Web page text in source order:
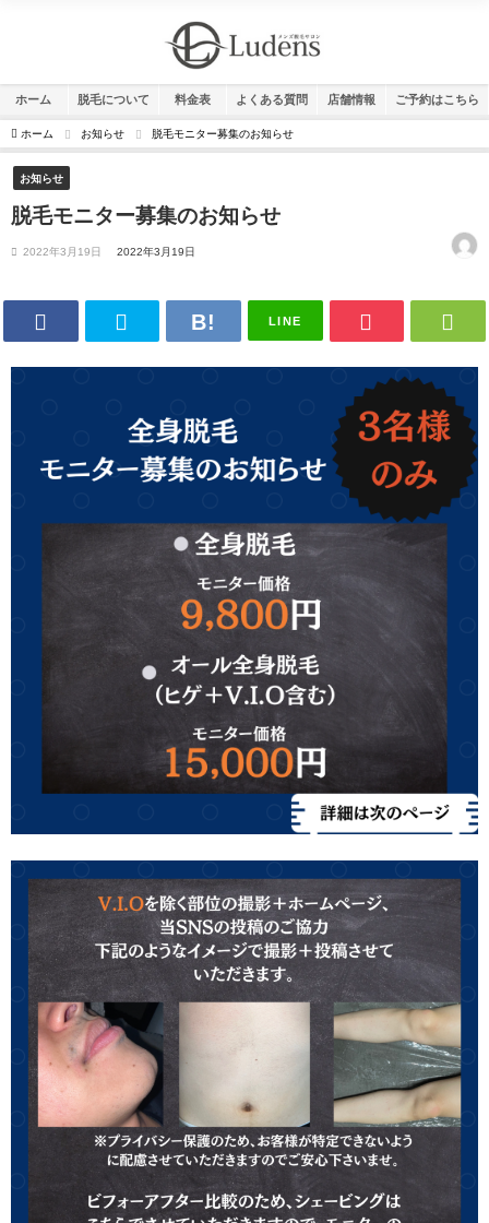
ホーム 脱毛について 料金表 よくある質問 店舗情報 ご予約はこちら
ホーム お知らせ 脱毛モニター募集のお知らせ
お知らせ
脱毛モニター募集のお知らせ
2022年3月19日 2022年3月19日
LINE